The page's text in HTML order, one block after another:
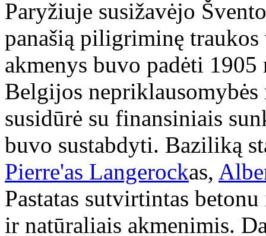
Paryžiuje susižavėjo
panašią piligriminę
akmenys buvo padėti
Belgijos nepriklausomybės
susidūrė su finansiniais
buvo sustabdyti. Baziliką
Pierre'as Langerockas,
Pastatas sutvirtintas
ir natūraliais akmenimis.